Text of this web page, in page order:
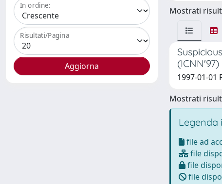
In ordine:
Risultati/Pagina
Mostrati
(ICNN'97)
1997-01-01
Mostrati
Legenda
file ad
file
file
file